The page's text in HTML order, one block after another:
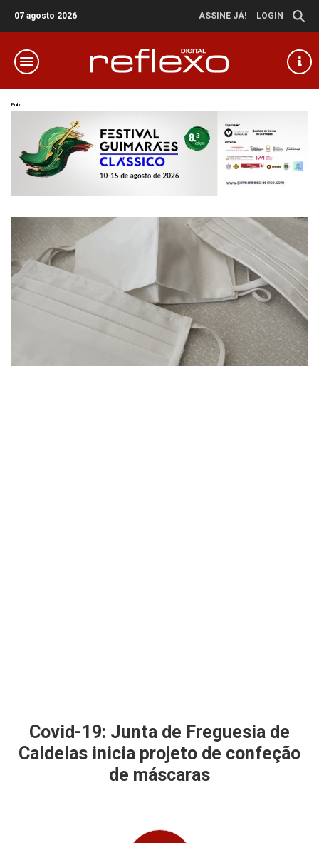
07 agosto 2026 ASSINE JÁ! LOGIN
Pub
Covid-19: Junta de Freguesia de
Caldelas inicia projeto de confeção
de máscaras